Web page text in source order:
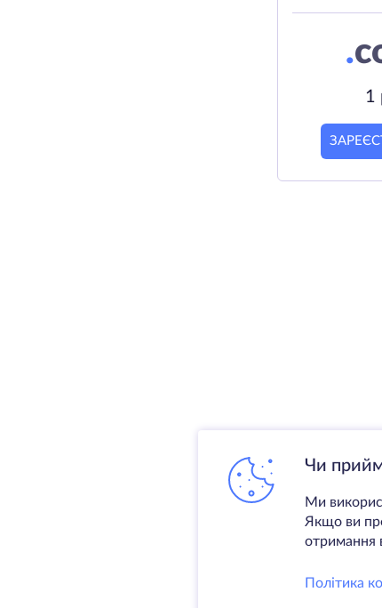
.
1
Чи
Ми
Якщо ви
отримання
Політика